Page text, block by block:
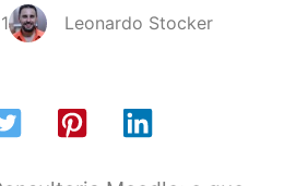
Leonardo Stocker